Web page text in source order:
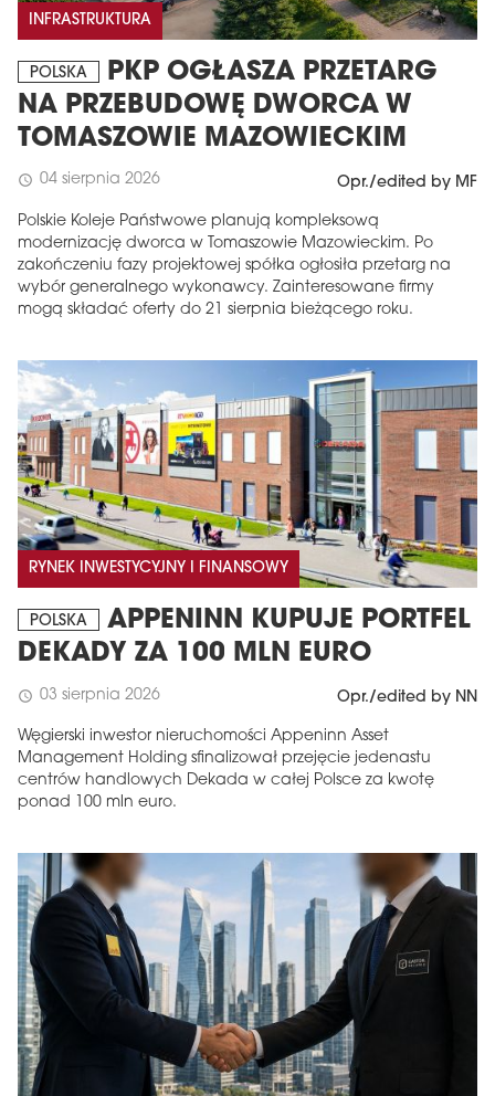
INFRASTRUKTURA
POLSKA
PKP OGŁASZA PRZETARG
NA PRZEBUDOWĘ DWORCA W
TOMASZOWIE MAZOWIECKIM
schedule 04 sierpnia 2026 Opr./edited by MF
Polskie Koleje Państwowe planują kompleksową
modernizację dworca w Tomaszowie Mazowieckim. Po
zakończeniu fazy projektowej spółka ogłosiła przetarg na
wybór generalnego wykonawcy. Zainteresowane firmy
mogą składać oferty do 21 sierpnia bieżącego roku.
RYNEK INWESTYCYJNY I FINANSOWY
POLSKA
APPENINN KUPUJE PORTFEL
DEKADY ZA 100 MLN EURO
schedule 03 sierpnia 2026 Opr./edited by NN
Węgierski inwestor nieruchomości Appeninn Asset
Management Holding sfinalizował przejęcie jedenastu
centrów handlowych Dekada w całej Polsce za kwotę
ponad 100 mln euro.